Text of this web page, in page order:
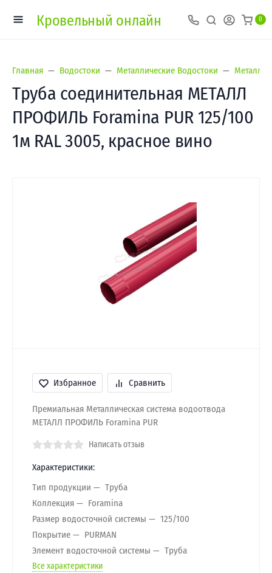
Кровельный онлайн 0
Главная Водостоки Металлические Водостоки Металл
Труба соединительная МЕТАЛЛ
ПРОФИЛЬ Foramina PUR 125/100
1м RAL 3005, красное вино
Избранное Сравнить
Премиальная Металлическая система водоотвода
МЕТАЛЛ ПРОФИЛЬ Foramina PUR
Написать отзыв
Характеристики:
Тип продукции
Труба
Коллекция
Foramina
Размер водосточной системы
125/100
Покрытие
PURMAN
Элемент водосточной системы
Труба
Все характеристики